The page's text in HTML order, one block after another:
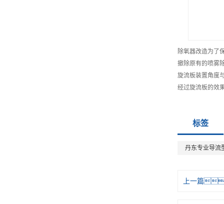
除氧器改造为
撤除原有的喷雾
旋流板装置角度
经过旋流板的
标签
丹东专业导流
上一篇